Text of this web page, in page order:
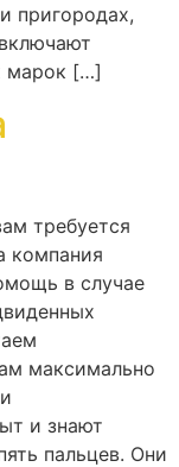
пригородах,
марок […]
требуется
компания
в случае
максимально
и знают
пальцев. Они